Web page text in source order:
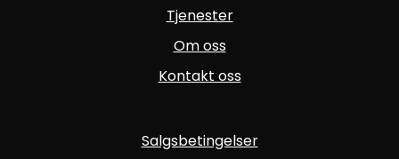
Tjenester
Om oss
Kontakt oss
Salgsbetingelser